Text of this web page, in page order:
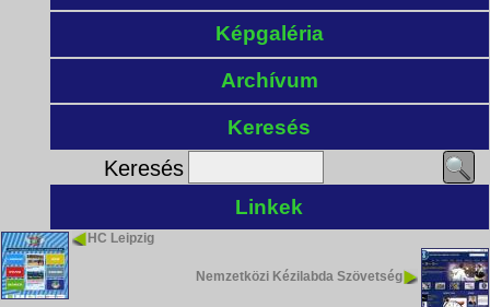
Képgaléria
Archívum
Keresés
Keresés
Linkek
HC Leipzig
Nemzetközi Kézilabda Szövetség